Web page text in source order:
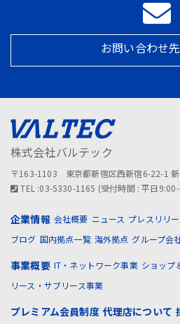
お問い合わせ
株式会社バルテック
〒163-1103 東京都新宿区西新宿6-22-1
TEL :03-5330-1165 (受付時間 : 平日
企業情報 会社概要 ニュース プレスリリー
ブログ 国内拠点一覧 海外拠点 グループ会
事業概要 IT・ネットワーク事業 ショップ
リース・サブリース事業
プレミアム会員制度 代理店について